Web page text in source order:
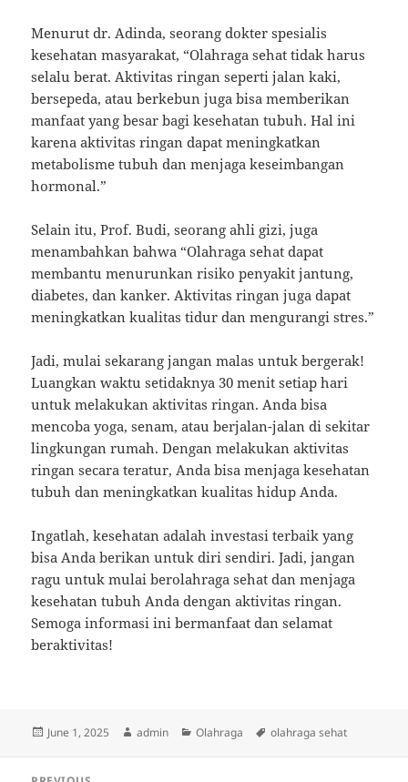
Menurut dr. Adinda, seorang dokter spesialis
kesehatan masyarakat, “Olahraga sehat tidak harus
selalu berat. Aktivitas ringan seperti jalan kaki,
bersepeda, atau berkebun juga bisa memberikan
manfaat yang besar bagi kesehatan tubuh. Hal ini
karena aktivitas ringan dapat meningkatkan
metabolisme tubuh dan menjaga keseimbangan
hormonal.”
Selain itu, Prof. Budi, seorang ahli gizi, juga
menambahkan bahwa “Olahraga sehat dapat
membantu menurunkan risiko penyakit jantung,
diabetes, dan kanker. Aktivitas ringan juga dapat
meningkatkan kualitas tidur dan mengurangi stres.”
Jadi, mulai sekarang jangan malas untuk bergerak!
Luangkan waktu setidaknya 30 menit setiap hari
untuk melakukan aktivitas ringan. Anda bisa
mencoba yoga, senam, atau berjalan-jalan di sekitar
lingkungan rumah. Dengan melakukan aktivitas
ringan secara teratur, Anda bisa menjaga kesehatan
tubuh dan meningkatkan kualitas hidup Anda.
Ingatlah, kesehatan adalah investasi terbaik yang
bisa Anda berikan untuk diri sendiri. Jadi, jangan
ragu untuk mulai berolahraga sehat dan menjaga
kesehatan tubuh Anda dengan aktivitas ringan.
Semoga informasi ini bermanfaat dan selamat
beraktivitas!
Posted
June 1, 2025 Author
admin Categories
Olahraga Tags
olahraga sehat